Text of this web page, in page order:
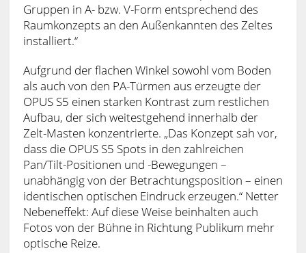
Gruppen in A- bzw. V-Form entsprechend des
Raumkonzepts an den Außenkannten des Zeltes
installiert.“
Aufgrund der flachen Winkel sowohl vom Boden
als auch von den PA-Türmen aus erzeugte der
OPUS S5 einen starken Kontrast zum restlichen
Aufbau, der sich weitestgehend innerhalb der
Zelt-Masten konzentrierte. „Das Konzept sah vor,
dass die OPUS S5 Spots in den zahlreichen
Pan/Tilt-Positionen und -Bewegungen –
unabhängig von der Betrachtungsposition – einen
identischen optischen Eindruck erzeugen.“ Netter
Nebeneffekt: Auf diese Weise beinhalten auch
Fotos von der Bühne in Richtung Publikum mehr
optische Reize.